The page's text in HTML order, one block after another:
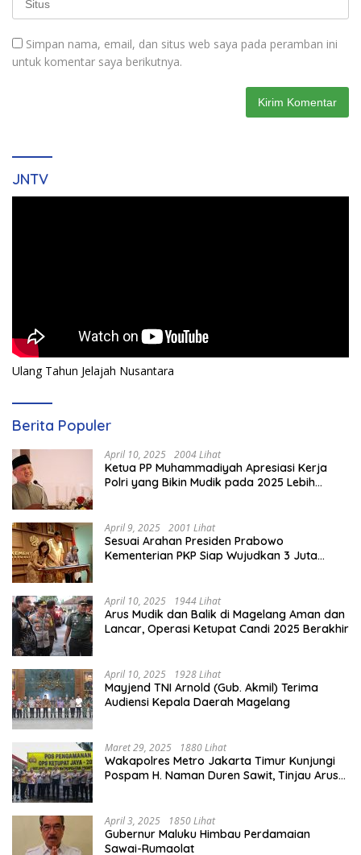
Simpan nama, email, dan situs web saya pada peramban ini
untuk komentar saya berikutnya.
JNTV
Ulang Tahun Jelajah Nusantara
Berita Populer
April 10, 2025 2004 Lihat
Ketua PP Muhammadiyah Apresiasi Kerja
Polri yang Bikin Mudik pada 2025 Lebih
April 9, 2025 2001 Lihat
Sesuai Arahan Presiden Prabowo
Kementerian PKP Siap Wujudkan 3 Juta
April 10, 2025 1944 Lihat
Arus Mudik dan Balik di Magelang Aman dan
Lancar, Operasi Ketupat Candi 2025 Berakhir
April 10, 2025 1928 Lihat
Mayjend TNI Arnold (Gub. Akmil) Terima
Audiensi Kepala Daerah Magelang
Maret 29, 2025 1880 Lihat
Wakapolres Metro Jakarta Timur Kunjungi
Pospam H. Naman Duren Sawit, Tinjau Arus
April 3, 2025 1850 Lihat
Gubernur Maluku Himbau Perdamaian
Sawai-Rumaolat